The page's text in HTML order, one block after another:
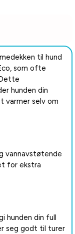
til hund
som ofte
hunden din
varmer selv om
vannavstøtende
for ekstra
hunden din full
seg godt til turer